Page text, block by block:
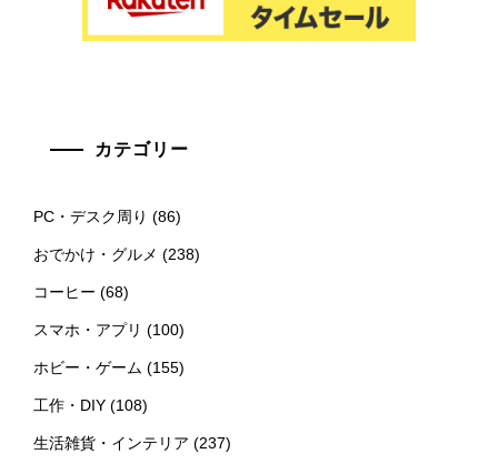
カテゴリー
PC・デスク周り (86)
おでかけ・グルメ (238)
コーヒー (68)
スマホ・アプリ (100)
ホビー・ゲーム (155)
工作・DIY (108)
生活雑貨・インテリア (237)